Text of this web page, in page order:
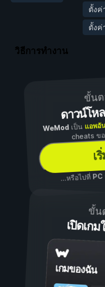
ตั้งค่
ตั้งค่
วิธีการทำงาน
ขั้น
ดาวน์โห
WeModเป็น แอพอั
cheats ข
เ
...หรือไปที่ PC
ขั้น
เปิดเก
เกมของฉัน